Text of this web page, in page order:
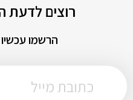
רוצים לדעת
הרשמו עכשיו